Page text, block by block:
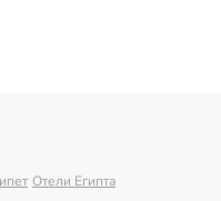
Отели Египта